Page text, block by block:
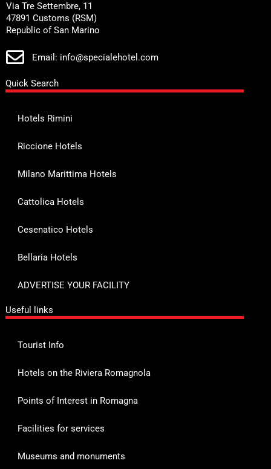
Via Tre Settembre, 11
47891 Customs (RSM)
Republic of San Marino
Email: info@specialehotel.com
Quick Search
Hotels Rimini
Riccione Hotels
Milano Marittima Hotels
Cattolica Hotels
Cesenatico Hotels
Bellaria Hotels
ADVERTISE YOUR FACILITY
Useful links
Tourist Info
Hotels on the Riviera Romagnola
Points of Interest in Romagna
Facilities for services
Museums and monuments